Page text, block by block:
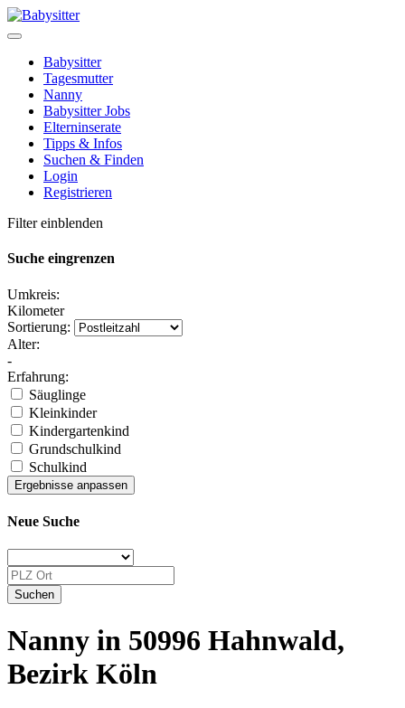
Babysitter
Tagesmutter
Nanny
Babysitter Jobs
Elterninserate
Tipps & Infos
Suchen & Finden
Login
Registrieren
Filter einblenden
Suche eingrenzen
Umkreis:
Kilometer
Sortierung:
Alter:
-
Erfahrung:
Säuglinge
Kleinkinder
Kindergartenkind
Grundschulkind
Schulkind
Neue Suche
Nanny in 50996 Hahnwald,
Bezirk Köln